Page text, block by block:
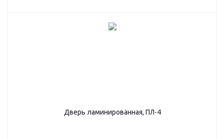
Дверь ламинированная, ПЛ-4